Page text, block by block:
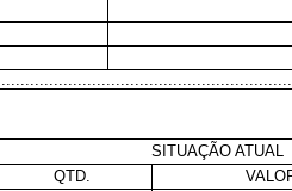
SITUAÇÃO ATUAL
QTD.